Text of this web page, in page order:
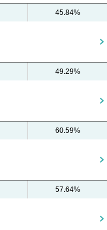
45.84%
49.29%
60.59%
57.64%